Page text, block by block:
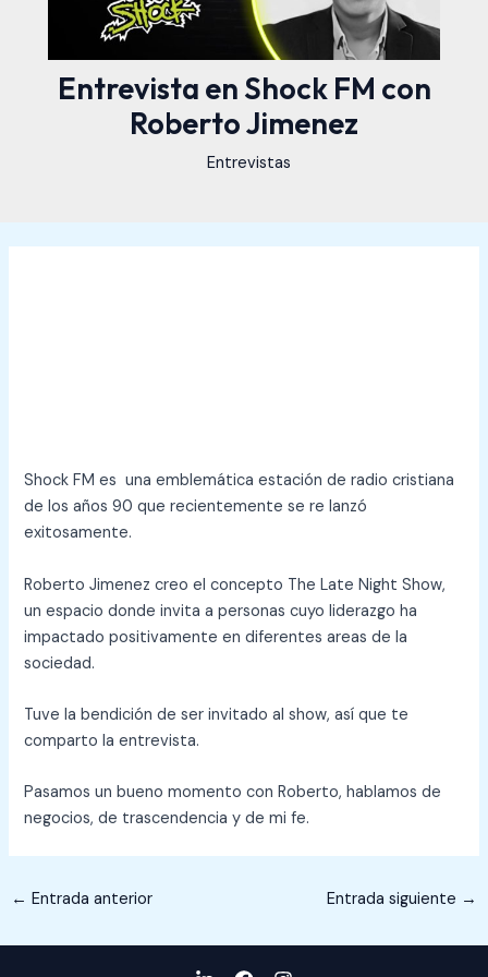
Entrevista en Shock FM con
Roberto Jimenez
Entrevistas
Shock FM es una emblemática estación de radio cristiana
de los años 90 que recientemente se re lanzó
exitosamente.
Roberto Jimenez creo el concepto The Late Night Show,
un espacio donde invita a personas cuyo liderazgo ha
impactado positivamente en diferentes areas de la
sociedad.
Tuve la bendición de ser invitado al show, así que te
comparto la entrevista.
Pasamos un bueno momento con Roberto, hablamos de
negocios, de trascendencia y de mi fe.
← Entrada anterior Entrada siguiente →